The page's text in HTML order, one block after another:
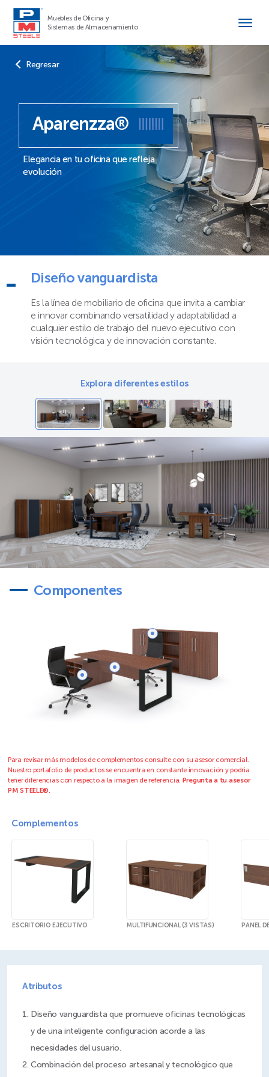
Muebles de Oficina y
Sistemas de Almacenamiento
Regresar
Aparenzza®
Elegancia en tu oficina que refleja
evolución
Diseño vanguardista
Es la línea de mobiliario de oficina que invita a cambiar
e innovar combinando versatilidad y adaptabilidad a
cualquier estilo de trabajo del nuevo ejecutivo con
visión tecnológica y de innovación constante.
Explora diferentes estilos
Componentes
Para revisar más modelos de complementos consulte con su asesor comercial.
Nuestro portafolio de productos se encuentra en constante innovación y podria
tener diferencias con respecto a la imagen de referencia. Pregunta a tu asesor
PM STEELE®.
Complementos
ESCRITORIO EJECUTIVO MULTIFUNCIONAL (3 VISTAS) PANEL
Atributos
Diseño vanguardista que promueve oficinas tecnológicas
y de una inteligente configuración acorde a las
Combinación del proceso artesanal y tecnológico que